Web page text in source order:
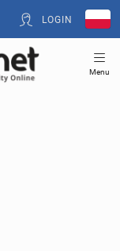
LOGIN
Menu